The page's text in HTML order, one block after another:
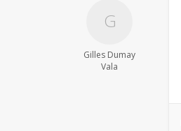
Gilles Dumay
Vala